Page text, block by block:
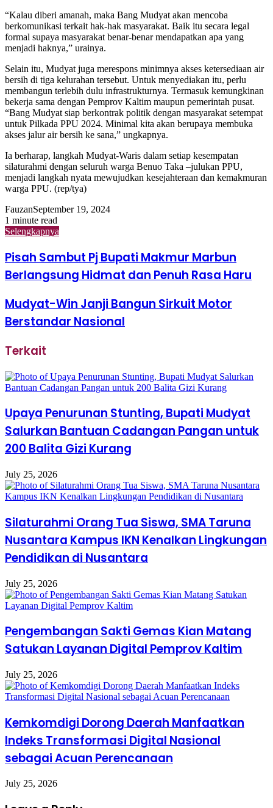
“Kalau diberi amanah, maka Bang Mudyat akan mencoba
berkomunikasi terkait hak-hak masyarakat. Baik itu secara legal
formal supaya masyarakat benar-benar mendapatkan apa yang
menjadi haknya,” urainya.
Selain itu, Mudyat juga merespons minimnya akses ketersediaan air
bersih di tiga kelurahan tersebut. Untuk menyediakan itu, perlu
membangun terlebih dulu infrastrukturnya. Termasuk kemungkinan
bekerja sama dengan Pemprov Kaltim maupun pemerintah pusat.
“Bang Mudyat siap berkontrak politik dengan masyarakat setempat
untuk Pilkada PPU 2024. Minimal kita akan berupaya membuka
akses jalur air bersih ke sana,” ungkapnya.
Ia berharap, langkah Mudyat-Waris dalam setiap kesempatan
silaturahmi dengan seluruh warga Benuo Taka –julukan PPU,
menjadi langkah nyata mewujudkan kesejahteraan dan kemakmuran
warga PPU. (rep/tya)
FauzanSeptember 19, 2024
1 minute read
Selengkapnya
Pisah Sambut Pj Bupati Makmur Marbun
Berlangsung Hidmat dan Penuh Rasa Haru
Mudyat-Win Janji Bangun Sirkuit Motor
Berstandar Nasional
Terkait
Upaya Penurunan Stunting, Bupati Mudyat
Salurkan Bantuan Cadangan Pangan untuk
200 Balita Gizi Kurang
July 25, 2026
Silaturahmi Orang Tua Siswa, SMA Taruna
Nusantara Kampus IKN Kenalkan Lingkungan
Pendidikan di Nusantara
July 25, 2026
Pengembangan Sakti Gemas Kian Matang
Satukan Layanan Digital Pemprov Kaltim
July 25, 2026
Kemkomdigi Dorong Daerah Manfaatkan
Indeks Transformasi Digital Nasional
sebagai Acuan Perencanaan
July 25, 2026